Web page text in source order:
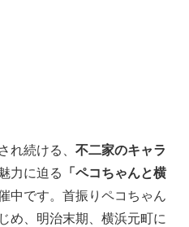
れ続ける、 不二家のキャラ
力に迫る
「ペコちゃんと横
中です。首振りペコちゃん
め、明治末期、横浜元町に